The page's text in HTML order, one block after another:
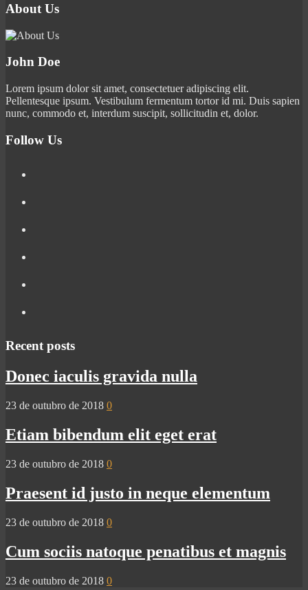
About Us
John Doe
Lorem ipsum dolor sit amet, consectetuer adipiscing elit.
Pellentesque ipsum. Vestibulum fermentum tortor id mi. Duis sapien
nunc, commodo et, interdum suscipit, sollicitudin et, dolor.
Follow Us
Recent posts
Donec iaculis gravida nulla
23 de outubro de 2018 0
Etiam bibendum elit eget erat
23 de outubro de 2018 0
Praesent id justo in neque elementum
23 de outubro de 2018 0
Cum sociis natoque penatibus et magnis
23 de outubro de 2018 0